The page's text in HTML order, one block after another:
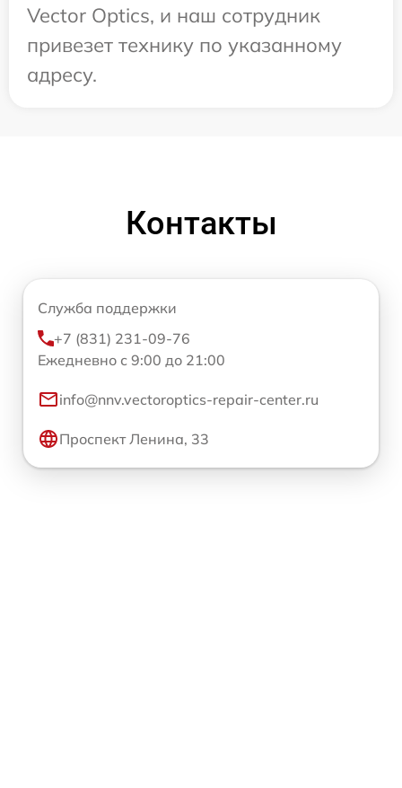
Vector Optics, и наш сотрудник
привезет технику по указанному
адресу.
Контакты
Служба поддержки
+7 (831) 231-09-76
Ежедневно с 9:00 до 21:00
info@nnv.vectoroptics-repair-center.ru
Проспект Ленина, 33